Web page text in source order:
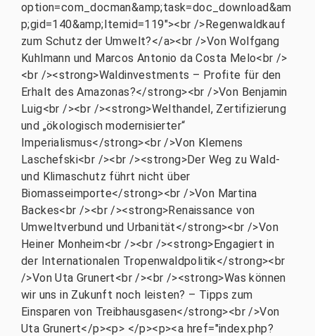
option=com_docman&amp;task=doc_download&am
p;gid=140&amp;Itemid=119"><br />Regenwaldkauf
zum Schutz der Umwelt?</a><br />Von Wolfgang
Kuhlmann und Marcos Antonio da Costa Melo<br />
<br /><strong>Waldinvestments – Profite für den
Erhalt des Amazonas?</strong><br />Von Benjamin
Luig<br /><br /><strong>Welthandel, Zertifizierung
und „ökologisch modernisierter“
Imperialismus</strong><br />Von Klemens
Laschefski<br /><br /><strong>Der Weg zu Wald-
und Klimaschutz führt nicht über
Biomasseimporte</strong><br />Von Martina
Backes<br /><br /><strong>Renaissance von
Umweltverbund und Urbanität</strong><br />Von
Heiner Monheim<br /><br /><strong>Engagiert in
der Internationalen Tropenwaldpolitik</strong><br
/>Von Uta Grunert<br /><br /><strong>Was können
wir uns in Zukunft noch leisten? – Tipps zum
Einsparen von Treibhausgasen</strong><br />Von
Uta Grunert</p><p> </p><p><a href="index.php?